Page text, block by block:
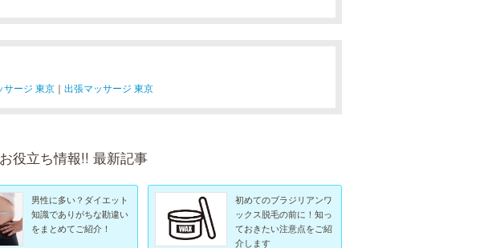
サージ 東京 ｜ 出張マッサージ 東京
役立ち情報!! 最新記事
男性に多い？ダイエット
知識でありがちな勘違い
をまとめてご紹介！
初めてのブラジリアンワ
ックス脱毛の前に！知っ
ておきたい注意点をご紹
介します